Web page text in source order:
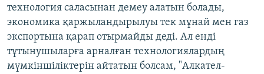
технология саласынан демеу алатын болады,
экономика қаржыландырылуы тек мұнай мен газ
экспортына қарап отырмайды деді. Ал енді
тұтынушыларға арналған технологиялардың
мүмкіншіліктерін айтатын болсам, "Алкател-